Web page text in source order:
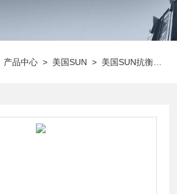
产品中心 > 美国SUN > 美国SUN抗衡阀